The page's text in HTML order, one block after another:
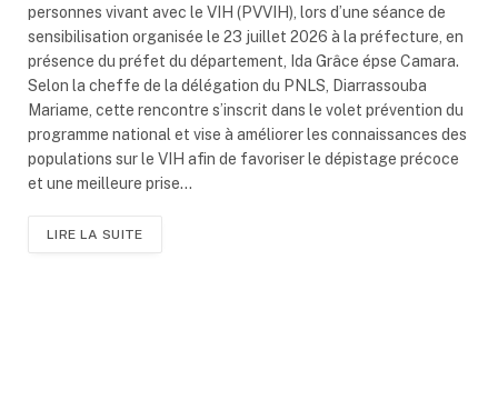
personnes vivant avec le VIH (PVVIH), lors d’une séance de
sensibilisation organisée le 23 juillet 2026 à la préfecture, en
présence du préfet du département, Ida Grâce épse Camara.
Selon la cheffe de la délégation du PNLS, Diarrassouba
Mariame, cette rencontre s’inscrit dans le volet prévention du
programme national et vise à améliorer les connaissances des
populations sur le VIH afin de favoriser le dépistage précoce
et une meilleure prise…
LIRE LA SUITE